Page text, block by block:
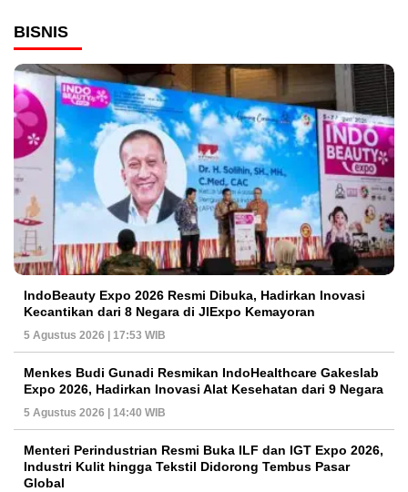
BISNIS
IndoBeauty Expo 2026 Resmi Dibuka, Hadirkan Inovasi
Kecantikan dari 8 Negara di JIExpo Kemayoran
5 Agustus 2026 | 17:53 WIB
Menkes Budi Gunadi Resmikan IndoHealthcare Gakeslab
Expo 2026, Hadirkan Inovasi Alat Kesehatan dari 9 Negara
5 Agustus 2026 | 14:40 WIB
Menteri Perindustrian Resmi Buka ILF dan IGT Expo 2026,
Industri Kulit hingga Tekstil Didorong Tembus Pasar
Global